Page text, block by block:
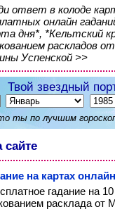
ответ в колоде
онлайн
дня*, *Кельтский
раскладов
Успенской >>
Твой звездный
ты по лучшим
сайте
на картах онлайн
гадание на
расклада от